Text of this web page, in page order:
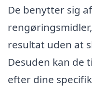
De benytter sig
resultat uden at
Desuden kan de
efter dine